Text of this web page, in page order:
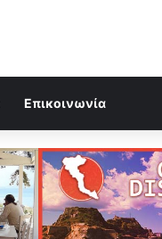
Επικοινωνία